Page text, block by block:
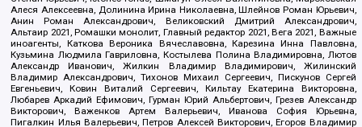
Алеся Алексеевна, Долинина Ирина Николаевна, Шлейнов Роман Юрьевич,
Анин Роман Александрович, Великовский Дмитрий Александрович,
Альтаир 2021, Ромашки монолит, Главный редактор 2021, Вега 2021, Важные
иноагенты, Каткова Вероника Вячеславовна, Карезина Инна Павловна,
Кузьмина Людмила Гавриловна, Костылева Полина Владимировна, Лютов
Александр Иванович, Жилкин Владимир Владимирович, Жилинский
Владимир Александрович, Тихонов Михаил Сергеевич, Пискунов Сергей
Евгеньевич, Ковин Виталий Сергеевич, Кильтау Екатерина Викторовна,
Любарев Аркадий Ефимович, Гурман Юрий Альбертович, Грезев Александр
Викторович, Важенков Артем Валерьевич, Иванова София Юрьевна,
Пигалкин Илья Валерьевич, Петров Алексей Викторович, Егоров Владимир